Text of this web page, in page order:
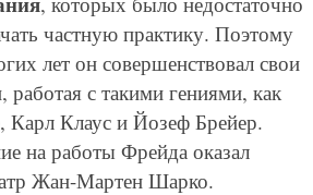
частную практику. Поэтому
лет он совершенствовал свои
работая с такими гениями, как
Клаус и Йозеф Брейер.
на работы Фрейда оказал
Жан-Мартен Шарко.